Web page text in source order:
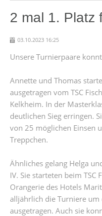
2 mal 1. Platz
03.10.2023 16:25
Unsere Turnierpaare
Annette und Thomas
ausgetragen vom TSC
Kelkheim. In der
deutlichen Sieg erringen.
von 25 möglichen Einsen
Treppchen.
Ähnliches gelang Helga
IV. Sie starteten beim
Orangerie des Hotels
alljährlich die Turniere
ausgetragen. Auch sie